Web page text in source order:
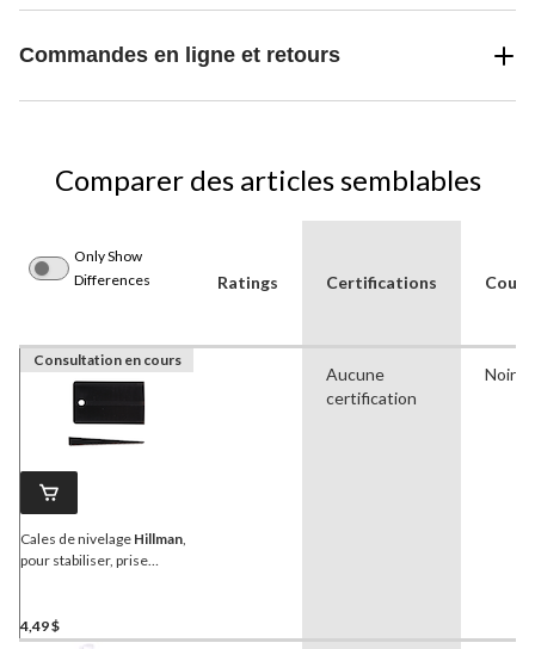
Commandes en ligne et retours
Comparer des articles semblables
Only Show
Differences
Ratings Certifications
Consultation en cours
Cales de nivelage Hillman,
pour stabiliser, prise
4,49 $
Aucune
certification
Noir